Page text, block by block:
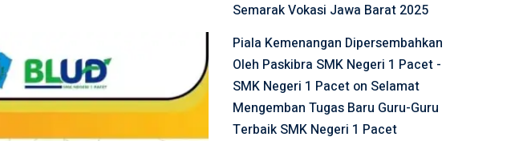
Semarak Vokasi Jawa Barat 2025
Piala Kemenangan Dipersembahkan
Oleh Paskibra SMK Negeri 1 Pacet -
SMK Negeri 1 Pacet on Selamat
Mengemban Tugas Baru Guru-Guru
Terbaik SMK Negeri 1 Pacet